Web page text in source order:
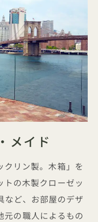
メイド
クリン製。木箱」を
トの木製クローゼッ
など、お部屋のデザ
元の職人によるもの